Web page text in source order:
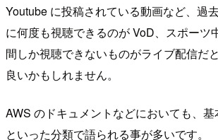
Youtube に投稿されている動画など、過
に何度も視聴できるのが VoD、スポーツ
間しか視聴できないものがライブ配信だ
良いかもしれません。
AWS のドキュメントなどにおいても、
といった分類で語られる事が多いです。